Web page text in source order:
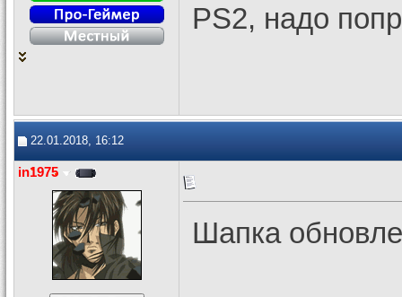
PS2, надо
22.01.2018, 16:12
in1975
Шапка